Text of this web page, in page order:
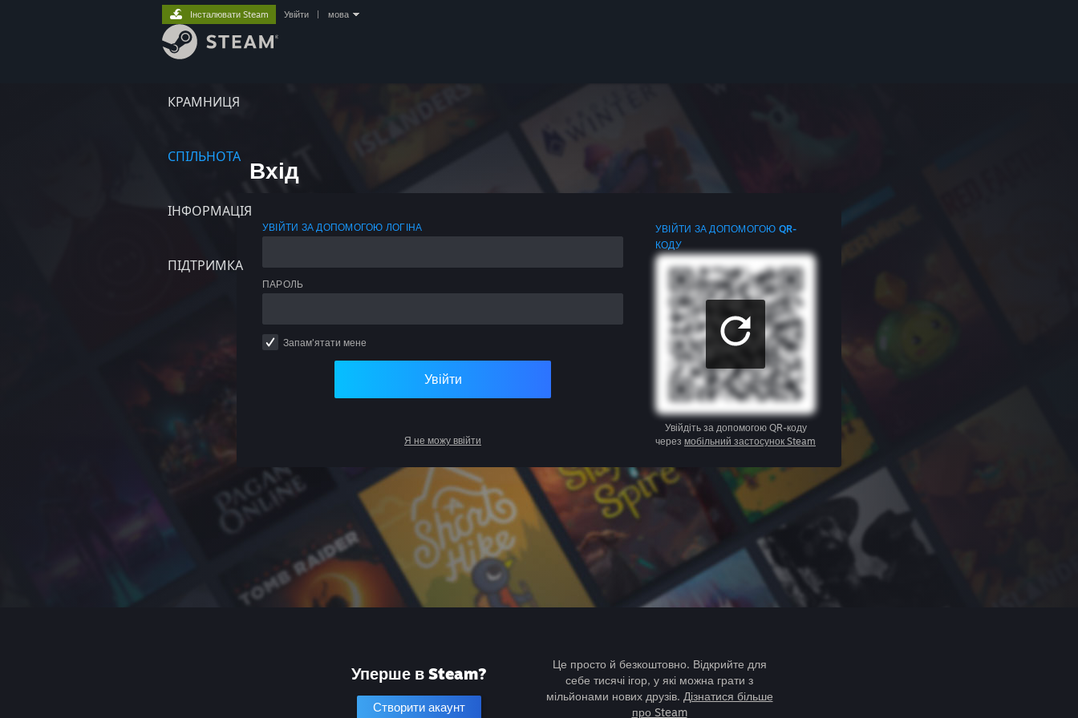
КРАМНИЦЯ
СПІЛЬНОТА
ІНФОРМАЦІЯ
ПІДТРИМКА
Інсталювати Steam Увійти мова
Вхід
УВІЙТИ ЗА ДОПОМОГОЮ ЛОГІНА
ПАРОЛЬ
Запам’ятати мене
Увійти
Я не можу ввійти
УВІЙТИ ЗА ДОПОМОГОЮ QR-
КОДУ
Увійдіть за допомогою QR-коду
через мобільний застосунок Steam
Уперше в Steam?
Створити акаунт
Це просто й безкоштовно. Відкрийте для
себе тисячі ігор, у які можна грати з
мільйонами нових друзів. Дізнатися більше
про Steam